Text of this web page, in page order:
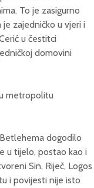
To je zasigurno
zajedničko u vjeri i
u čestitci
domovini
metropolitu
dogodilo
u tijelo, postao kao i
Sin, Riječ, Logos
i povijesti nije isto